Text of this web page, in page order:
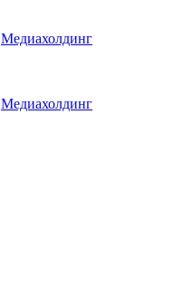
Медиахолдинг
Медиахолдинг